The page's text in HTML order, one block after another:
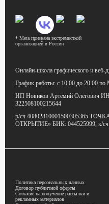
* Meta признана экстремисткой
организацией в России
Онлайн-школа графического и веб-
График работы: с 10.00 до 20.00
ИП Новиков Артемий Олегович
322508100215644
р/сч 40802810001500305365
ОТКРЫТИЕ» БИК: 044525999, к/
Политика персональных данных
Договор публичной оферты
Согласие на получение рассылки и
рекламных материалов